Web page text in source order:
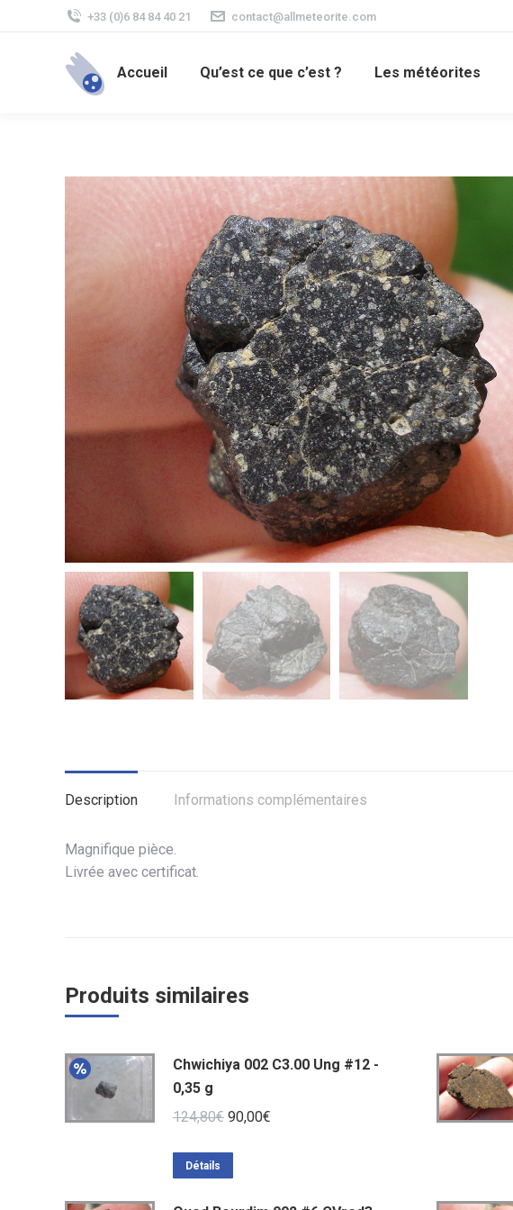
+33 (0)6 84 84 40 21 contact@allmeteorite.com
Accueil Qu’est ce que c’est ? Les météorites
Description Informations complémentaires
Magnifique pièce.
Livrée avec certificat.
Produits similaires
Chwichiya 002 C3.00 Ung #12 -
0,35 g
124,80€ Le
90,00€
Détails